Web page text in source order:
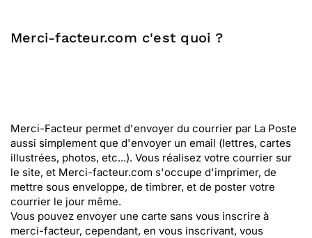
Merci-facteur.com c'est quoi ?
Merci-Facteur permet d'envoyer du courrier par La Poste
aussi simplement que d'envoyer un email (lettres, cartes
illustrées, photos, etc...). Vous réalisez votre courrier sur
le site, et Merci-facteur.com s'occupe d'imprimer, de
mettre sous enveloppe, de timbrer, et de poster votre
courrier le jour même.
Vous pouvez envoyer une carte sans vous inscrire à
merci-facteur, cependant, en vous inscrivant, vous